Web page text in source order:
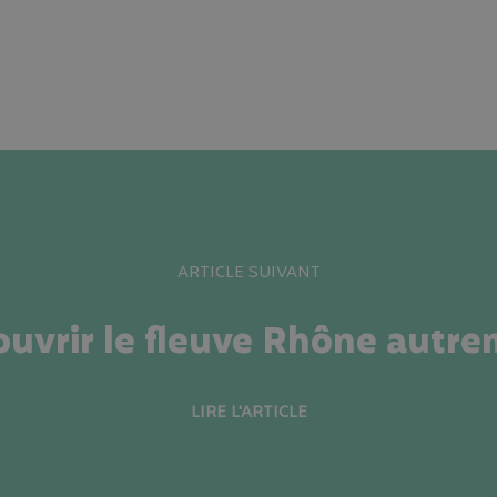
ARTICLE SUIVANT
le fleuve Rhône
LIRE L'ARTICLE